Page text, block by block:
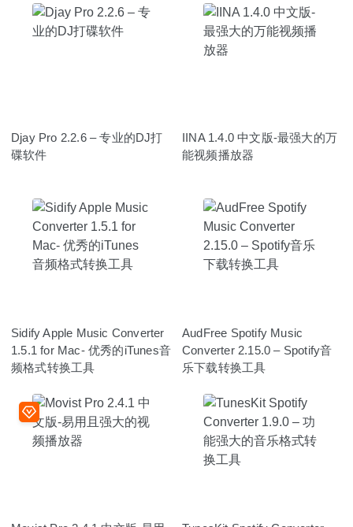
Djay Pro 2.2.6 – 专业的DJ打
碟软件
IINA 1.4.0 中文版-最强大的万
能视频播放器
Sidify Apple Music Converter
1.5.1 for Mac- 优秀的iTunes音
频格式转换工具
AudFree Spotify Music
Converter 2.15.0 – Spotify音
乐下载转换工具